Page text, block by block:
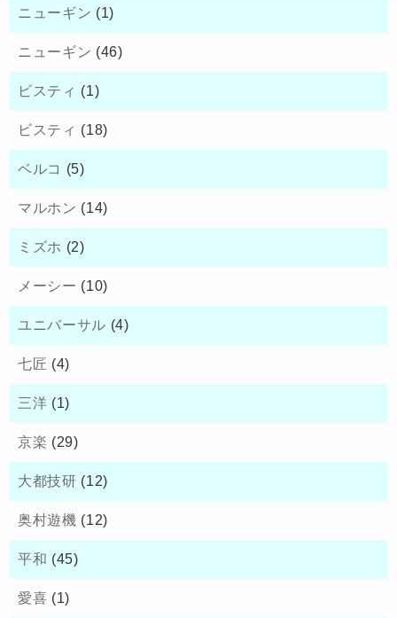
ニューギン (1)
ニューギン (46)
ビスティ (1)
ビスティ (18)
ベルコ (5)
マルホン (14)
ミズホ (2)
メーシー (10)
ユニバーサル (4)
七匠 (4)
三洋 (1)
京楽 (29)
大都技研 (12)
奥村遊機 (12)
平和 (45)
愛喜 (1)